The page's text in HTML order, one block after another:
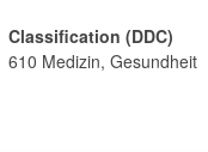
Classification (DDC)
610 Medizin, Gesundheit